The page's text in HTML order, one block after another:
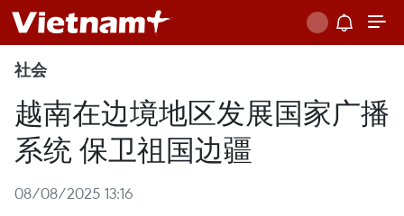
社会
越南在边境地区发展国家广播
系统 保卫祖国边疆
08/08/2025 13:16